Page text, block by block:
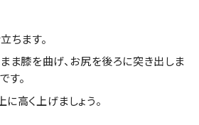
ちます。
ま膝を曲げ、お尻を後ろに突き出しま
す。
高く上げましょう。